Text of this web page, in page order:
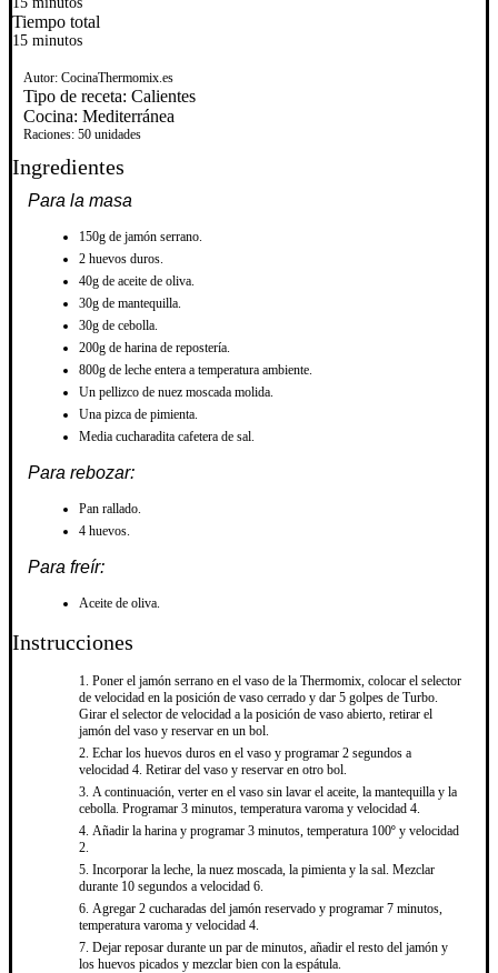
Tiempo total
15 minutos
Autor: CocinaThermomix.es
Tipo de receta: Calientes
Cocina: Mediterránea
Raciones: 50 unidades
Ingredientes
Para la masa
150g de jamón serrano.
2 huevos duros.
40g de aceite de oliva.
30g de mantequilla.
30g de cebolla.
200g de harina de repostería.
800g de leche entera a temperatura ambiente.
Un pellizco de nuez moscada molida.
Una pizca de pimienta.
Media cucharadita cafetera de sal.
Para rebozar:
Pan rallado.
4 huevos.
Para freír:
Aceite de oliva.
Instrucciones
Poner el jamón serrano en el vaso de la Thermomix, colocar el selector
de velocidad en la posición de vaso cerrado y dar 5 golpes de Turbo.
Girar el selector de velocidad a la posición de vaso abierto, retirar el
jamón del vaso y reservar en un bol.
Echar los huevos duros en el vaso y programar 2 segundos a
velocidad 4. Retirar del vaso y reservar en otro bol.
A continuación, verter en el vaso sin lavar el aceite, la mantequilla y la
cebolla. Programar 3 minutos, temperatura varoma y velocidad 4.
Añadir la harina y programar 3 minutos, temperatura 100º y velocidad
2.
Incorporar la leche, la nuez moscada, la pimienta y la sal. Mezclar
durante 10 segundos a velocidad 6.
Agregar 2 cucharadas del jamón reservado y programar 7 minutos,
temperatura varoma y velocidad 4.
Dejar reposar durante un par de minutos, añadir el resto del jamón y
los huevos picados y mezclar bien con la espátula.